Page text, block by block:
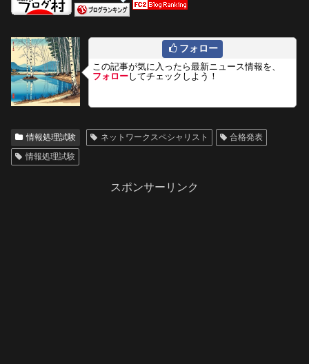
フォロー
この記事が気に入ったら最新ニュース情報を、
フォローしてチェックしよう！
情報処理試験 ネットワークスペシャリスト
合格発表
情報処理試験
スポンサーリンク